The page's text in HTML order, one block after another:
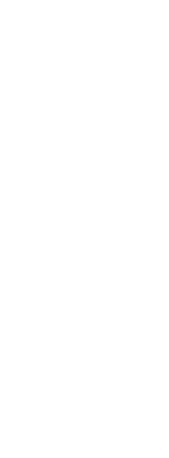
that cookies are used to help us analyze how the